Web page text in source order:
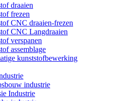
draaien
frezen
CNC draaien-frezen
CNC Langdraaien
verspanen
assemblage
kunststofbewerking
industrie
Industrie